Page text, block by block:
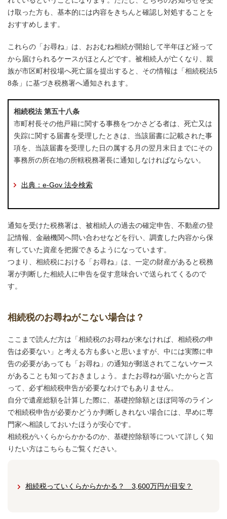
け取った方も、基本的には内容をきちんと確認し対処することを
おすすめします。
これらの「お尋ね」は、おおむね相続が開始して半年ほど経って
から届けられるケースがほとんどです。被相続人が亡くなり、親
族が市区町村役場へ死亡届を提出すると、その情報は「相続税法5
8条」に基づき税務署へ通知されます。
相続税法 第五十八条
市町村長その他戸籍に関する事務をつかさどる者は、死亡又は
失踪に関する届書を受理したときは、当該届書に記載された事
項を、当該届書を受理した日の属する月の翌月末日までにその
事務所の所在地の所轄税務署長に通知しなければならない。
出典：e-Gov 法令検索
通知を受けた税務署は、被相続人の過去の確定申告、不動産の登
記情報、金融機関へ問い合わせなどを行い、調査した内容から保
有していた資産を把握できるようになっています。
つまり、相続税における「お尋ね」は、一定の財産があると税務
署が判断した相続人に申告を促す意味合いで送られてくるので
す。
相続税のお尋ねがこない場合は？
ここまで読んだ方は「相続税のお尋ねが来なければ、相続税の申
告は必要ない」と考える方も多いと思いますが、中には実際に申
告の必要があっても「お尋ね」の通知が郵送されてこないケース
があることも知っておきましょう。またお尋ねが届いたからと言
って、必ず相続税申告が必要なわけでもありません。
自分で遺産総額を計算した際に、基礎控除額とほぼ同等のライン
で相続税申告が必要かどうか判断しきれない場合には、早めに専
門家へ相談しておいたほうが安心です。
相続税がいくらからかかるのか、基礎控除額等について詳しく知
りたい方はこちらもご覧ください。
相続税っていくらからかかる？ 3,600万円が目安？